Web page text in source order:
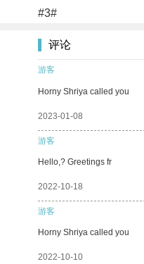
#3#
评论
游客
Horny Shriya called you
2023-01-08
游客
Hello,? Greetings fr
2022-10-18
游客
Horny Shriya called you
2022-10-10